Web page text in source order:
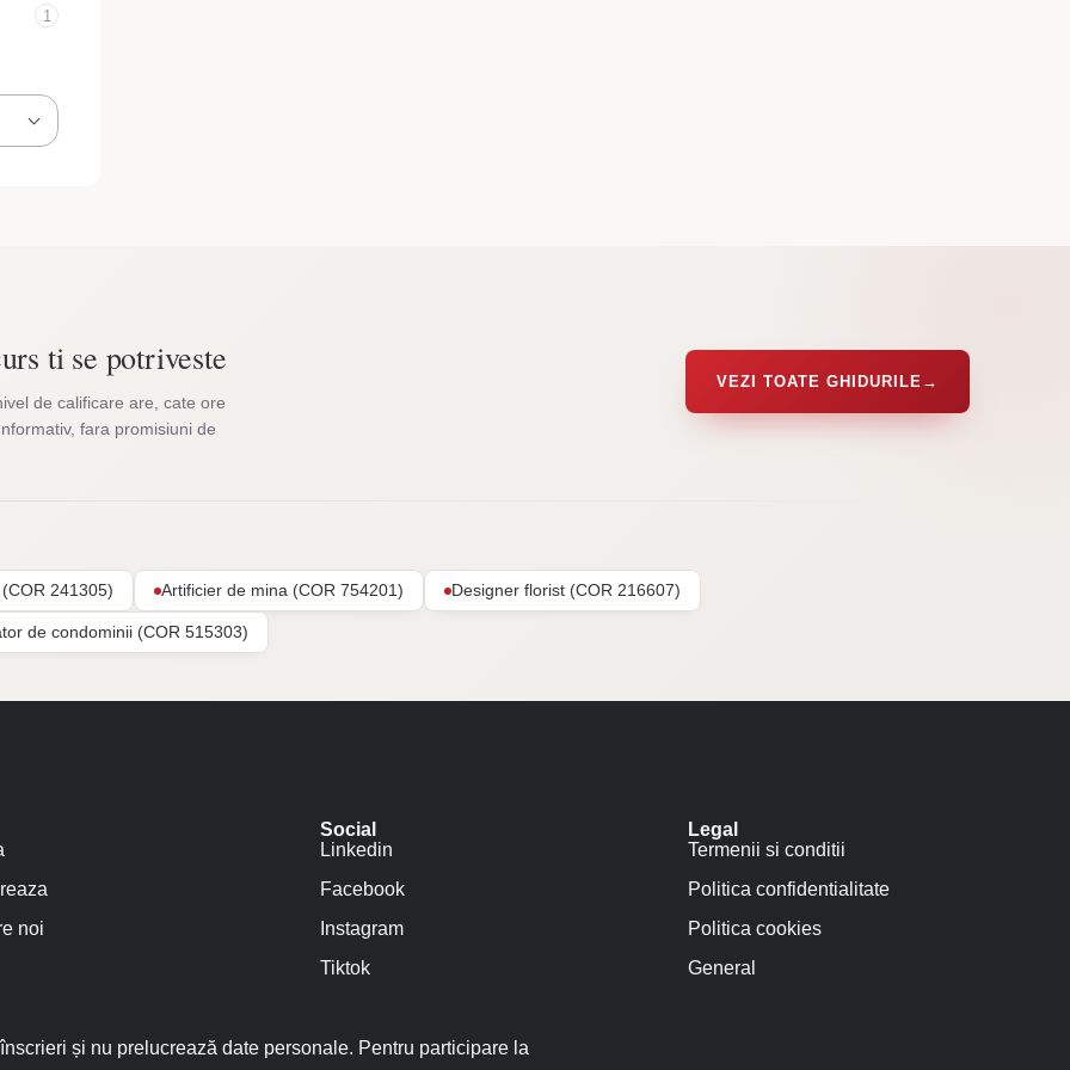
1
ti se potriveste
de calificare are, cate ore
fara promisiuni de
VEZI TOATE GHIDURILE →
241305) Artificier de mina (COR 754201) Designer florist (COR 216607)
de condominii (COR 515303)
noi
Social
Linkedin
Facebook
Instagram
Tiktok
Legal
Termenii si conditii
Politica confidentialitate
Politica cookies
General
și nu prelucrează date personale. Pentru participare la